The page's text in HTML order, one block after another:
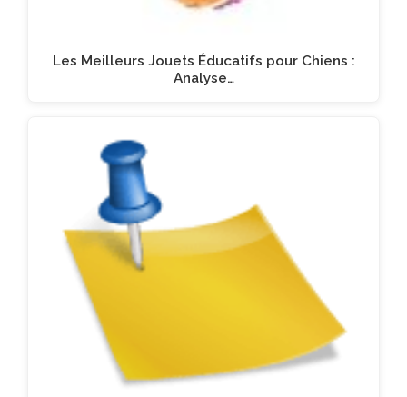
Les Meilleurs Jouets Éducatifs pour Chiens :
Analyse…